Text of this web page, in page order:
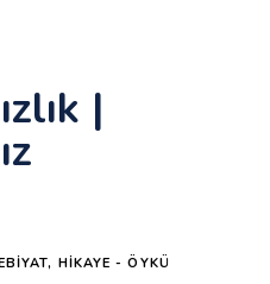
|
, HIKAYE - ÖYKÜ